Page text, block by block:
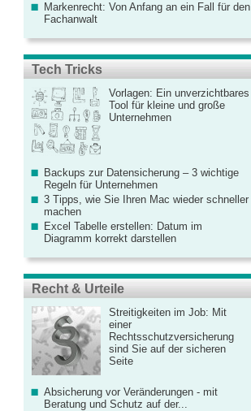
Markenrecht: Von Anfang an ein Fall für den
Fachanwalt
Tech Tricks
Vorlagen: Ein unverzichtbares
Tool für kleine und große
Unternehmen
Backups zur Datensicherung – 3 wichtige
Regeln für Unternehmen
3 Tipps, wie Sie Ihren Mac wieder schneller
machen
Excel Tabelle erstellen: Datum im
Diagramm korrekt darstellen
Recht & Urteile
Streitigkeiten im Job: Mit
einer
Rechtsschutzversicherung
sind Sie auf der sicheren
Seite
Absicherung vor Veränderungen - mit
Beratung und Schutz auf der...